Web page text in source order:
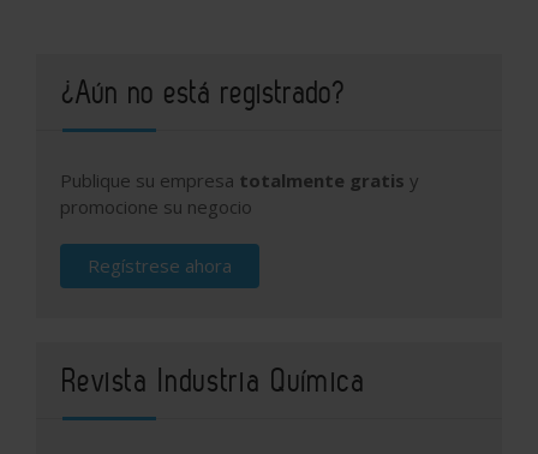
¿Aún no está registrado?
Publique su empresa totalmente gratis y
promocione su negocio
Regístrese ahora
Revista Industria Química